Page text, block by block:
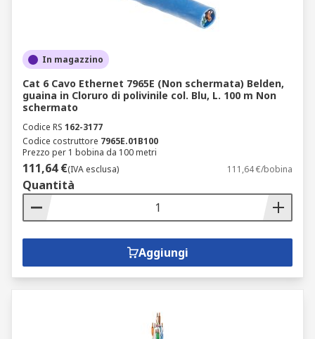
In magazzino
Cat 6 Cavo Ethernet 7965E (Non schermata) Belden,
guaina in Cloruro di polivinile col. Blu, L. 100 m Non
schermato
Codice RS 162-3177
Codice costruttore 7965E.01B100
Prezzo per 1 bobina da 100 metri
111,64 €(IVA esclusa) 111,64 €/bobina
Quantità
Aggiungi